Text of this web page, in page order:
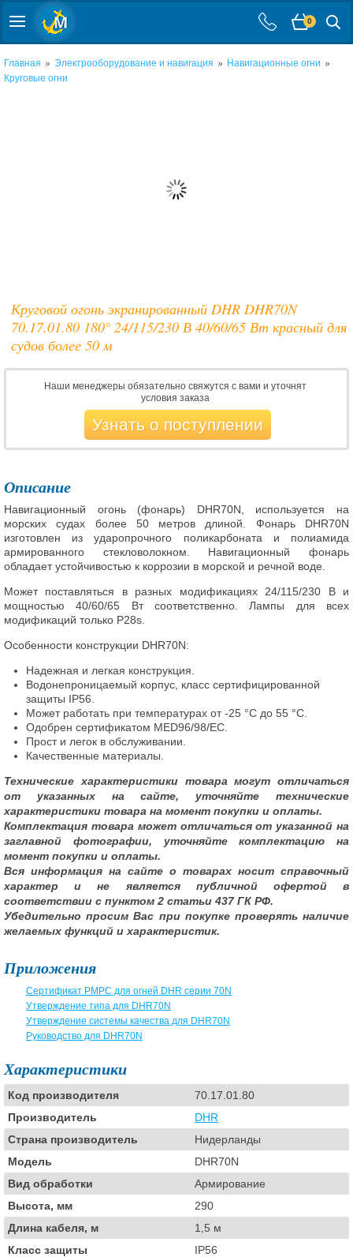
0
Главная » Электрооборудование и навигация » Навигационные огни »
Круговые огни
Круговой огонь экранированный DHR DHR70N
70.17.01.80 180° 24/115/230 В 40/60/65 Вт красный для
судов более 50 м
Наши менеджеры обязательно свяжутся с вами и уточнят
условия заказа
Узнать о поступлении
Описание
Навигационный огонь (фонарь) DHR70N, используется на
морских судах более 50 метров длиной. Фонарь DHR70N
изготовлен из ударопрочного поликарбоната и полиамида
армированного стекловолокном. Навигационный фонарь
обладает устойчивостью к коррозии в морской и речной воде.
Может поставляться в разных модификациях 24/115/230 В и
мощностью 40/60/65 Вт соответственно. Лампы для всех
модификаций только P28s.
Особенности конструкции DHR70N:
Надежная и легкая конструкция.
Водонепроницаемый корпус, класс сертифицированной
защиты IP56.
Может работать при температурах от -25 °C до 55 °C.
Одобрен сертификатом MED96/98/EC.
Прост и легок в обслуживании.
Качественные материалы.
Технические характеристики товара могут отличаться
от указанных на сайте, уточняйте технические
характеристики товара на момент покупки и оплаты.
Комплектация товара может отличаться от указанной на
заглавной фотографии, уточняйте комплектацию на
момент покупки и оплаты.
Вся информация на сайте о товарах носит справочный
характер и не является публичной офертой в
соответствии с пунктом 2 статьи 437 ГК РФ.
Убедительно просим Вас при покупке проверять наличие
желаемых функций и характеристик.
Приложения
Сертификат РМРС для огней DHR серии 70N
Утверждение типа для DHR70N
Утверждение системы качества для DHR70N
Руководство для DHR70N
Характеристики
Код производителя
70.17.01.80
Производитель
DHR
Страна производитель
Нидерланды
Модель
DHR70N
Вид обработки
Армирование
Высота, мм
290
Длина кабеля, м
1,5 м
Класс защиты
IP56